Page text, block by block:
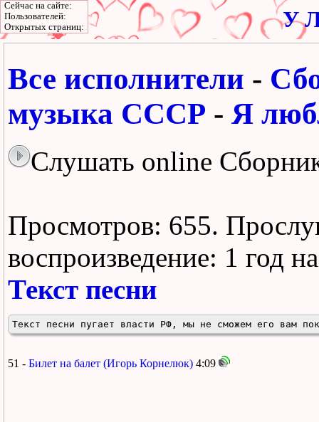
У
Все исполнители -
музыка СССР - Я
Слушать online
Просмотров: 655.
воспроизведение: 1 год
Текст песни
Текст песни пугает власти РФ, мы не сможем его вам
51 - Билет на балет (Игорь Корнелюк) 4:09
Сейчас на сайте:
Пользователей:
Открытых страниц: